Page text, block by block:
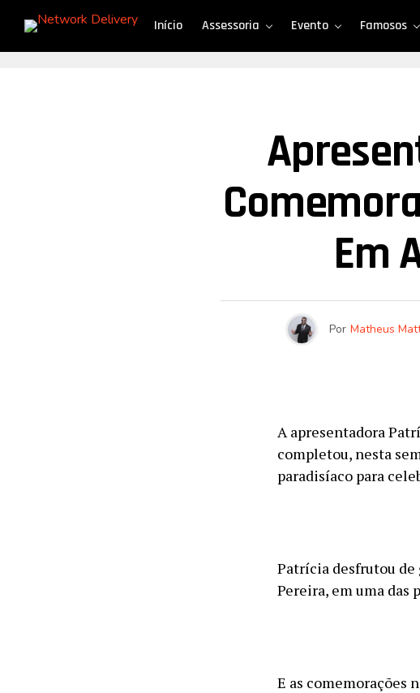
Início Assessoria Evento Famosos
Em
Por Matheus
A apresentadora
completou, nesta
paradisíaco para
Patrícia desfrutou de
Pereira, em uma das
E as comemorações